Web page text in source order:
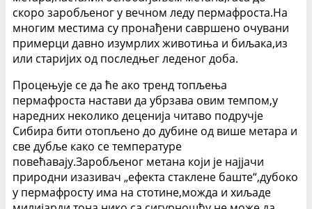
скоро заробљеног у вечном леду пермафроста.На
многим местима су пронађени савршено очувани
примерци давно изумрлих животиња и биљака,из
или старијих од последњег леденог доба.
Процењује се да ће ако тренд топљења
пермафроста настави да убрзава овим темпом,у
наредних неколико деценија читаво подручје
Сибира бити отопљено до дубине од више метара и
све дубље како се температуре
повећавају.Заробљеног метана који је најјачи
природни изазивач „ефекта стаклене баште“,дубоко
у пермафросту има на стотине,можда и хиљаде